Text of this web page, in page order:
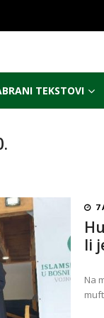
TEKSTOVI
7
li
Na